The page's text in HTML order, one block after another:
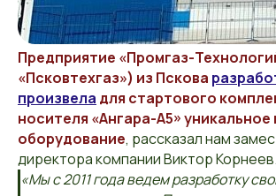
Предприятие «Промгаз-
«Псковтехгаз») из Пскова
произвела для стартового
носителя «Ангара-А5» уникальное
оборудование, рассказал нам
директора компании Виктор Корнеев.
«Мы с 2011 года ведем разработку